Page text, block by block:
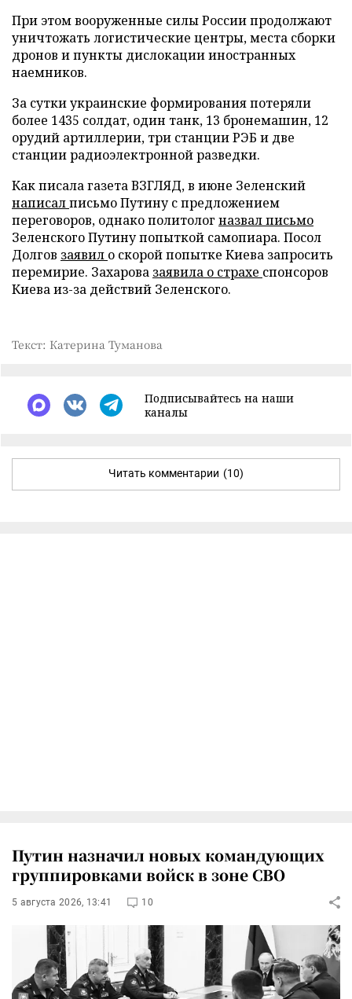
При этом вооруженные силы России продолжают
уничтожать логистические центры, места сборки
дронов и пункты дислокации иностранных
наемников.
За сутки украинские формирования потеряли
более 1435 солдат, один танк, 13 бронемашин, 12
орудий артиллерии, три станции РЭБ и две
станции радиоэлектронной разведки.
Как писала газета ВЗГЛЯД, в июне Зеленский
написалписьмо Путину с предложением
переговоров, однако политолог назвал письмо
Зеленского Путину попыткой самопиара. Посол
Долгов заявил о скорой попытке Киева запросить
перемирие. Захарова заявила о страхе спонсоров
Киева из-за действий Зеленского.
Текст: Катерина Туманова
Подписывайтесь на наши
каналы
Читать комментарии (10)
Путин назначил новых командующих
группировками войск в зоне СВО
5 августа 2026, 13:41 10